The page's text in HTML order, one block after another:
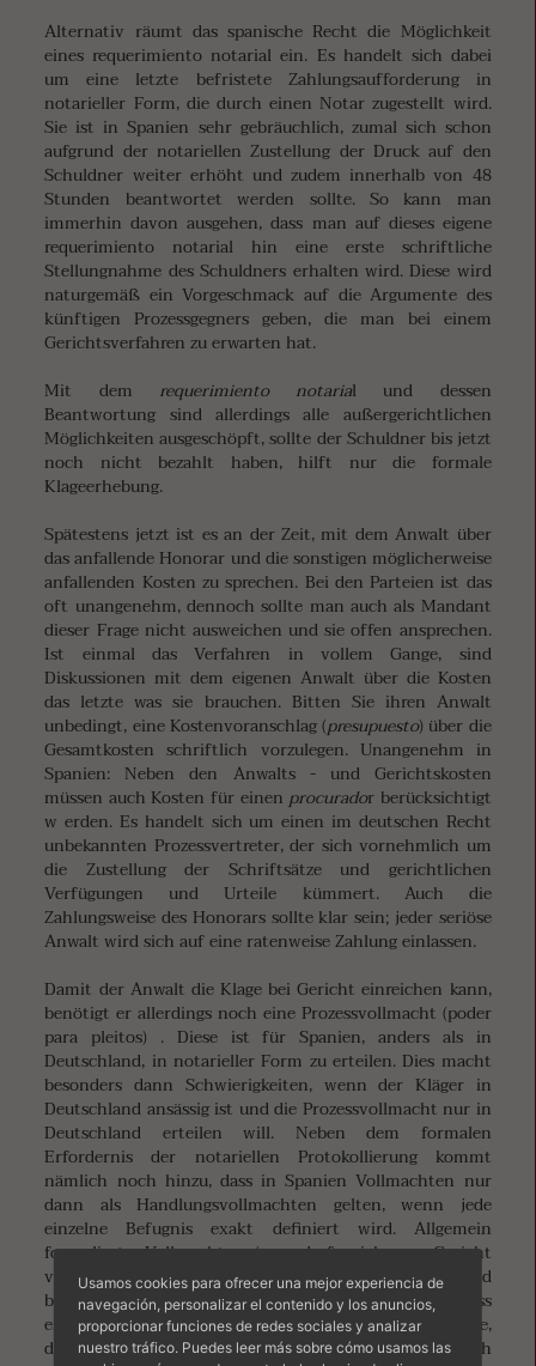
Alternativ räumt das spanische Recht die Möglichkeit
eines requerimiento notarial ein. Es handelt sich dabei
um eine letzte befristete Zahlungsaufforderung in
notarieller Form, die durch einen Notar zugestellt wird.
Sie ist in Spanien sehr gebräuchlich, zumal sich schon
aufgrund der notariellen Zustellung der Druck auf den
Schuldner weiter erhöht und zudem innerhalb von 48
Stunden beantwortet werden sollte. So kann man
immerhin davon ausgehen, dass man auf dieses eigene
requerimiento notarial hin eine erste schriftliche
Stellungnahme des Schuldners erhalten wird. Diese wird
naturgemäß ein Vorgeschmack auf die Argumente des
künftigen Prozessgegners geben, die man bei einem
Gerichtsverfahren zu erwarten hat.
Mit dem requerimiento notarial und dessen
Beantwortung sind allerdings alle außergerichtlichen
Möglichkeiten ausgeschöpft, sollte der Schuldner bis jetzt
noch nicht bezahlt haben, hilft nur die formale
Klageerhebung.
Spätestens jetzt ist es an der Zeit, mit dem Anwalt über
das anfallende Honorar und die sonstigen möglicherweise
anfallenden Kosten zu sprechen. Bei den Parteien ist das
oft unangenehm, dennoch sollte man auch als Mandant
dieser Frage nicht ausweichen und sie offen ansprechen.
Ist einmal das Verfahren in vollem Gange, sind
Diskussionen mit dem eigenen Anwalt über die Kosten
das letzte was sie brauchen. Bitten Sie ihren Anwalt
unbedingt, eine Kostenvoranschlag (presupuesto) über die
Gesamtkosten schriftlich vorzulegen. Unangenehm in
Spanien: Neben den Anwalts - und Gerichtskosten
müssen auch Kosten für einen procurador berücksichtigt
w erden. Es handelt sich um einen im deutschen Recht
unbekannten Prozessvertreter, der sich vornehmlich um
die Zustellung der Schriftsätze und gerichtlichen
Verfügungen und Urteile kümmert. Auch die
Zahlungsweise des Honorars sollte klar sein; jeder seriöse
Anwalt wird sich auf eine ratenweise Zahlung einlassen.
Damit der Anwalt die Klage bei Gericht einreichen kann,
benötigt er allerdings noch eine Prozessvollmacht (poder
para pleitos) . Diese ist für Spanien, anders als in
Deutschland, in notarieller Form zu erteilen. Dies macht
besonders dann Schwierigkeiten, wenn der Kläger in
Deutschland ansässig ist und die Prozessvollmacht nur in
Deutschland erteilen will. Neben dem formalen
Erfordernis der notariellen Protokollierung kommt
nämlich noch hinzu, dass in Spanien Vollmachten nur
dann als Handlungsvollmachten gelten, wenn jede
einzelne Befugnis exakt definiert wird. Allgemein
formulierte Vollmachten („ … darf mich vor Gericht
vertreten…“) gelten nur als Verwaltungsvollmachten und
berechtigen also nicht den Anwalt, für Sie die im Prozess
erforderlichen Erklärungen abzugeben. Dies hat zur Folge,
dass spanische Prozessvollmachten (wie im Übrigen auch
Usamos cookies para ofrecer una mejor experiencia de
navegación, personalizar el contenido y los anuncios,
proporcionar funciones de redes sociales y analizar
nuestro tráfico. Puedes leer más sobre cómo usamos las